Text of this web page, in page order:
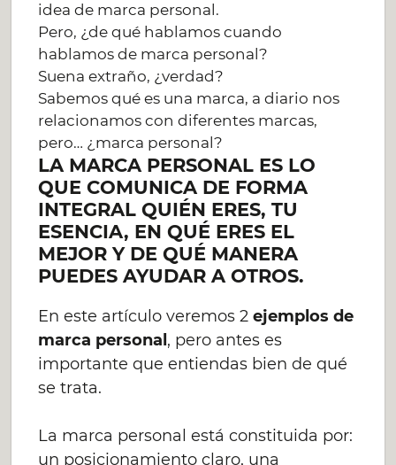
idea de marca personal.
Pero, ¿de qué hablamos cuando
hablamos de marca personal?
Suena extraño, ¿verdad?
Sabemos qué es una marca, a diario nos
relacionamos con diferentes marcas,
pero… ¿marca personal?
LA MARCA PERSONAL ES LO
QUE COMUNICA DE FORMA
INTEGRAL QUIÉN ERES, TU
ESENCIA, EN QUÉ ERES EL
MEJOR Y DE QUÉ MANERA
PUEDES AYUDAR A OTROS.
En este artículo veremos 2ejemplos de
marca personal , pero antes es
importante que entiendas bien de qué
se trata.
La marca personal está constituida por:
un posicionamiento claro, una